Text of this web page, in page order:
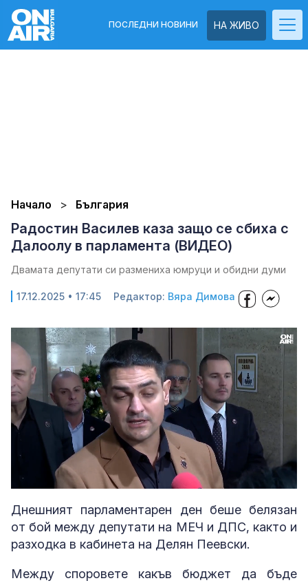
НА ЖИВО
ПОСЛЕДНИ НОВИНИ
Начало България
Радостин Василев каза защо се сбиха с
Далоолу в парламента (ВИДЕО)
Двамата депутати си размениха юмруци и обидни думи
17.12.2025 • 17:45 Редактор: Вяра Димова
Unmute Loaded
26.35%
Днешният парламентарен ден беше белязан
от бой между депутати на МЕЧ и ДПС, както и
разходка в кабинета на Делян Пеевски.
Между споровете какъв бюджет да бъде